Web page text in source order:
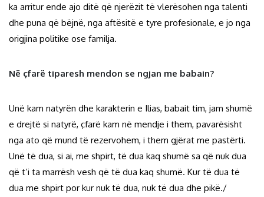
ka arritur ende ajo ditë që njerëzit të vlerësohen nga talenti
dhe puna që bëjnë, nga aftësitë e tyre profesionale, e jo nga
origjina politike ose familja.
Në çfarë tiparesh mendon se ngjan me babain?
Unë kam natyrën dhe karakterin e Ilias, babait tim, jam shumë
e drejtë si natyrë, çfarë kam në mendje i them, pavarësisht
nga ato që mund të rezervohem, i them gjërat me pastërti.
Unë të dua, si ai, me shpirt, të dua kaq shumë sa që nuk dua
që t’i ta marrësh vesh që të dua kaq shumë. Kur të dua të
dua me shpirt por kur nuk të dua, nuk të dua dhe pikë./